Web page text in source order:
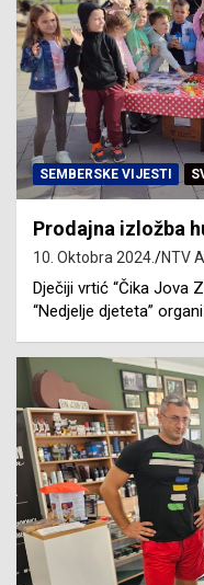
SEMBERSKE VIJESTI
Prodajna izložba
10. Oktobra 2024. NTV
Dječiji vrtić “Čika Jova
“Nedjelje djeteta”